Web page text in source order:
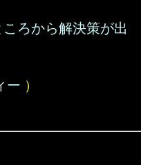
ろから解決策が出
ー ）